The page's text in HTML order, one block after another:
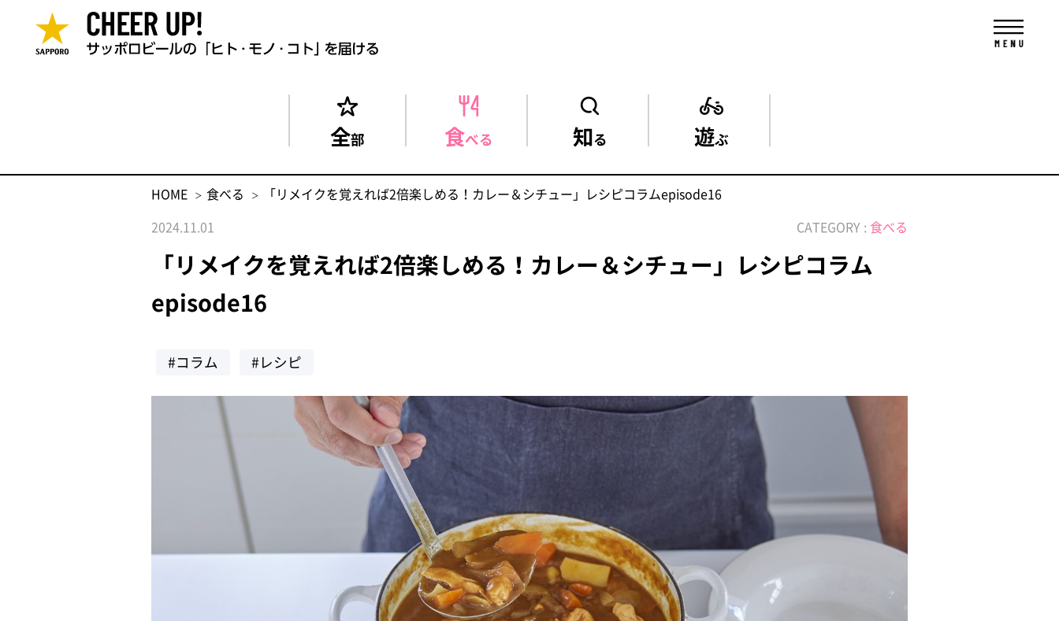
全部 食べる 知る 遊ぶ
HOME 食べる
「リメイクを覚えれば2倍楽しめる！カレー＆シチュー」レシピコラムepisode16
2024.11.01
CATEGORY : 食べる
「リメイクを覚えれば2倍楽しめる！カレー＆シチュー」レシピコラム
episode16
#コラム #レシピ